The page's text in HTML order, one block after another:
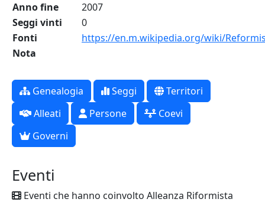
Anno fine
2007
Seggi vinti
0
Fonti
https://en.m.wikipedia.org/wiki/
Nota
Genealogia Seggi
Territori
Alleati
Persone
Coevi
Governi
Eventi
Eventi che hanno coinvolto Alleanza Riformista